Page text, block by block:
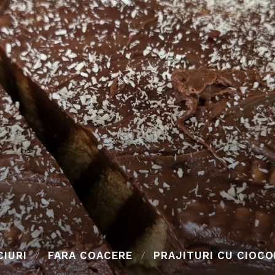
FARA COACERE PRAJITURI CU